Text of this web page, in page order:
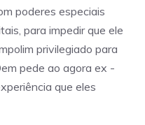
poderes especiais
para impedir que ele
privilegiado para
pede ao agora ex -
que eles